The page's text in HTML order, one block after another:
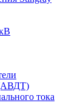
(АВДТ)
тока